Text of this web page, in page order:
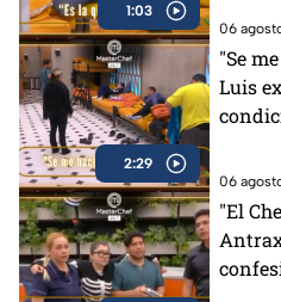
1:03
06
2:29
"Se
Luis
06
"El